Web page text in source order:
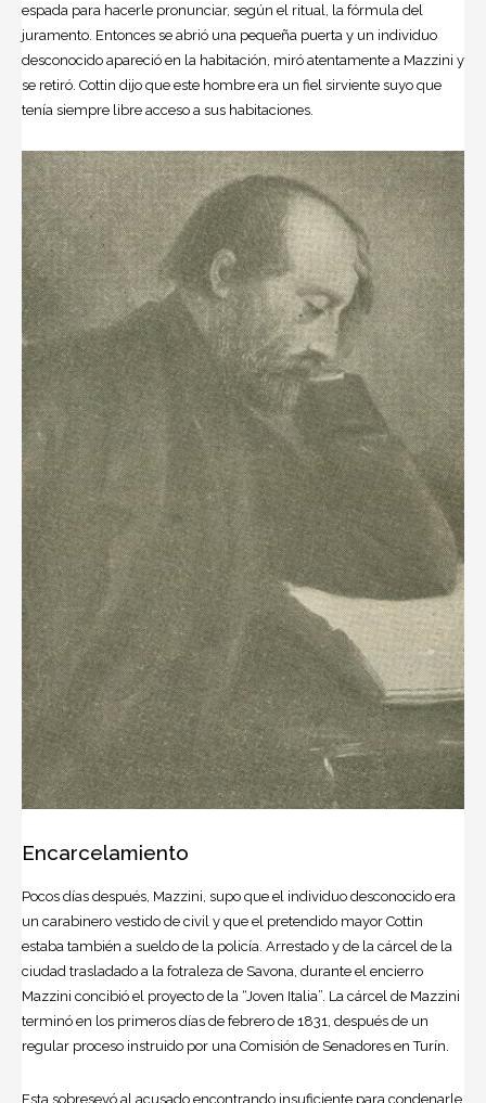
espada para hacerle pronunciar, según el ritual, la fórmula del
juramento. Entonces se abrió una pequeña puerta y un individuo
desconocido apareció en la habitación, miró atentamente a Mazzini y
se retiró. Cottin dijo que este hombre era un fiel sirviente suyo que
tenía siempre libre acceso a sus habitaciones.
Encarcelamiento
Pocos días después, Mazzini, supo que el individuo desconocido era
un carabinero vestido de civil y que el pretendido mayor Cottin
estaba también a sueldo de la policía. Arrestado y de la cárcel de la
ciudad trasladado a la fotraleza de Savona, durante el encierro
Mazzini concibió el proyecto de la “Joven Italia”. La cárcel de Mazzini
terminó en los primeros días de febrero de 1831, después de un
regular proceso instruido por una Comisión de Senadores en Turín.
Esta sobreseyó al acusado encontrando insuficiente para condenarle